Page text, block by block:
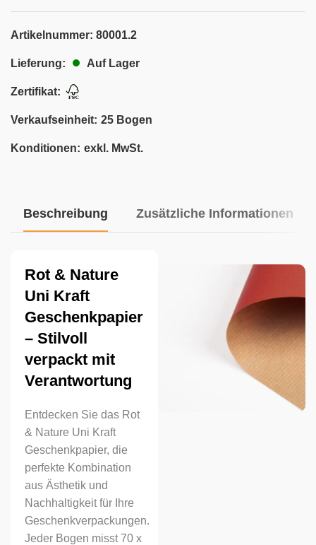
Artikelnummer: 80001.2
Lieferung: Auf Lager
Zertifikat:
Verkaufseinheit: 25 Bogen
Konditionen: exkl. MwSt.
Beschreibung Zusätzliche Informationen
Rot & Nature
Uni Kraft
Geschenkpapier
– Stilvoll
verpackt mit
Verantwortung
Entdecken Sie das Rot
& Nature Uni Kraft
Geschenkpapier, die
perfekte Kombination
aus Ästhetik und
Nachhaltigkeit für Ihre
Geschenkverpackungen.
Jeder Bogen misst 70 x